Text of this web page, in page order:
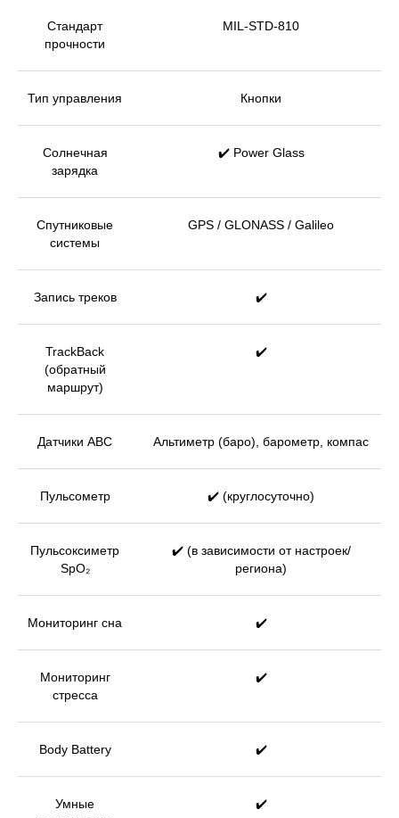
Стандарт
прочности
MIL-STD-810
Тип управления Кнопки
Солнечная
зарядка
✔️ Power Glass
Спутниковые
системы
GPS / GLONASS / Galileo
Запись треков ✔️
TrackBack
(обратный
маршрут)
✔️
Датчики ABC Альтиметр (баро), барометр, компас
Пульсометр ✔️ (круглосуточно)
Пульсоксиметр
SpO₂
✔️ (в зависимости от настроек/
региона)
Мониторинг сна ✔️
Мониторинг
стресса
✔️
Body Battery ✔️
Умные
✔️